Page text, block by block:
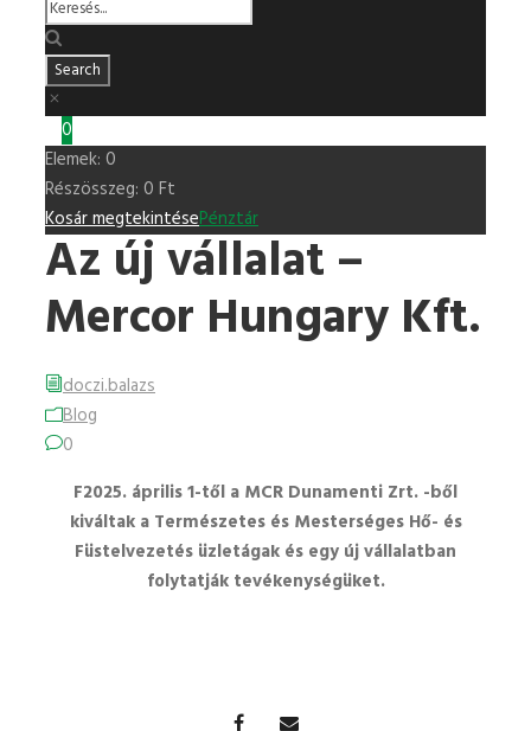
0
Elemek: 0
Részösszeg: 0 Ft
Kosár megtekintésePénztár
Az új vállalat –
Mercor Hungary Kft.
doczi.balazs
Blog
0
F2025. április 1-től a MCR Dunamenti Zrt. -ből
kiváltak a Természetes és Mesterséges Hő- és
Füstelvezetés üzletágak és egy új vállalatban
folytatják tevékenységüket.